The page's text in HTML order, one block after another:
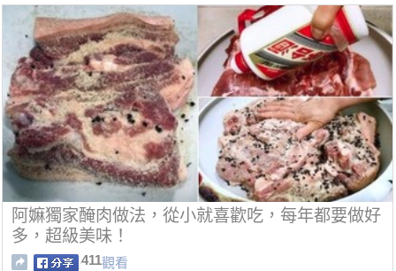
阿嫲獨家醃肉做法，從小就喜歡吃，每年都要做好
多，超級美味！
411觀看